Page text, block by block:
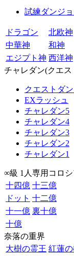
試練ダンジ
ドラゴン
北欧神
中華神
和神
エジプト神 西洋神
チャレダン(クエス
クエストダ
EXラッシュ
チャレダン5
チャレダン4
チャレダン3
チャレダン2
チャレダン1
∞級 1人専用コロシ
十四億 十三億
ドット 十二億
十一億 裏十億
十億
奈落の重界
大樹の霊王 紅蓮